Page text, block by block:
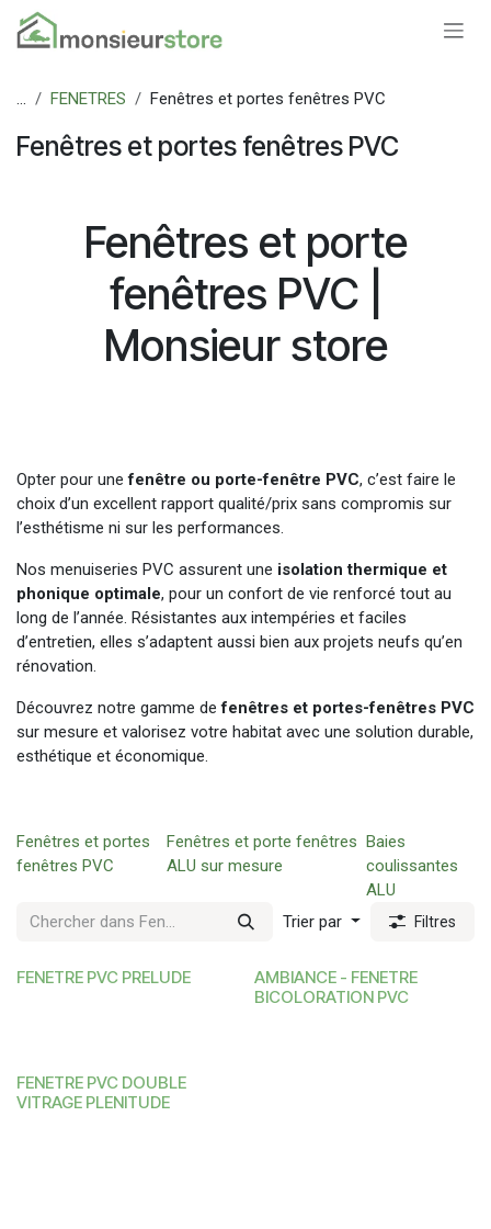
Se rendre au contenu
... FENETRES Fenêtres et portes fenêtres PVC
Fenêtres et portes fenêtres PVC
Fenêtres et porte
fenêtres PVC |
Monsieur store
Opter pour unefenêtre ou porte-fenêtre PVC, c’est faire le
choix d’un excellent rapport qualité/prix sans compromis sur
l’esthétisme ni sur les performances.
Nos menuiseries PVC assurent une isolation thermique et
phonique optimale, pour un confort de vie renforcé tout au
long de l’année. Résistantes aux intempéries et faciles
d’entretien, elles s’adaptent aussi bien aux projets neufs qu’en
rénovation.
Découvrez notre gamme defenêtres et portes-fenêtres PVC
sur mesure et valorisez votre habitat avec une solution durable,
esthétique et économique.
Fenêtres et portes
fenêtres PVC
Fenêtres et porte fenêtres
ALU sur mesure
Baies
coulissantes
ALU
Trier par
Filtres
FENETRE PVC PRELUDE
AMBIANCE - FENETRE
BICOLORATION PVC
FENETRE PVC DOUBLE
VITRAGE PLENITUDE